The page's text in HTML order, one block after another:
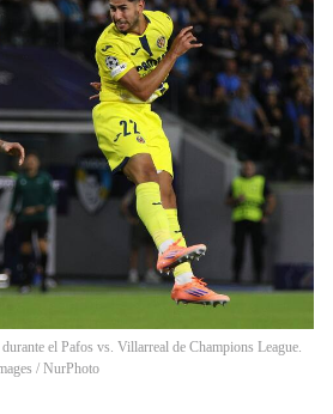
el Pafos vs. Villarreal de Champions League.
/ NurPhoto